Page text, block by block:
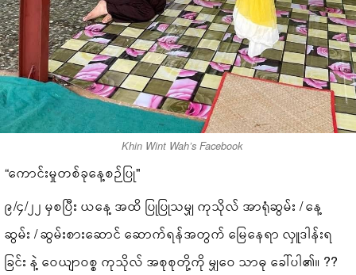
Khin Wint Wah’s Facebook
“ကောင်းမှုတစ်ခုနေ့စဉ်ပြု"
၉/၄/၂၂ မှစပြီး ယနေ့ အထိ ပြုပြုသမျှ ကုသိုလ် အာရုံဆွမ်း / နေ့
ဆွမ်း / ဆွမ်းစားဆောင် ဆောက်ရန်အတွက် မြေနေရာ လှူဒါန်းရ
ခြင်း နဲ့ ဝေယျာဝစ္စ ကုသိုလ် အစုစုတို့ကို မျှဝေ သာဓု ခေါ်ပါ​၏။ ??